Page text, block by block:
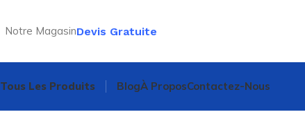
Notre MagasinDevis Gratuite
Tous Les Produits BlogÀ ProposContactez-Nous